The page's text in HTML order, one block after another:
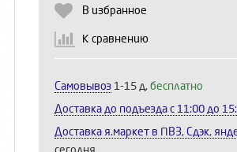
В избранное
К сравнению
Самовывоз 1-15 д, бесплатно
Доставка до подъезда c 11:00 до
Доставка я.маркет в ПВЗ, Сдэк,